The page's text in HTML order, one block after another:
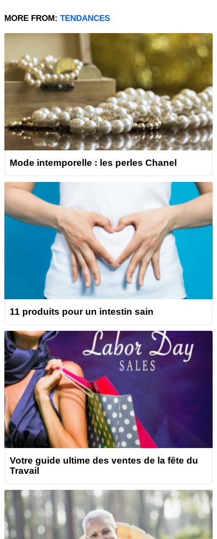
MORE FROM: TENDANCES
Mode intemporelle : les perles Chanel
11 produits pour un intestin sain
Votre guide ultime des ventes de la fête du
Travail